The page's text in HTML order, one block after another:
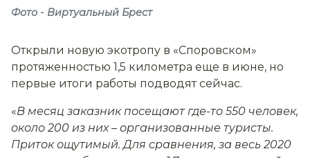
Фото - Виртуальный Брест
Открыли новую экотропу в «Споровском»
протяженностью 1,5 километра еще в июне, но
первые итоги работы подводят сейчас.
«В месяц заказник посещают где-то 550 человек,
около 200 из них– организованные туристы.
Приток ощутимый. Для сравнения, за весь 2020